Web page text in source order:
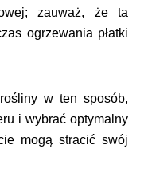
zauważ, że ta
ogrzewania płatki
w ten sposób,
i wybrać optymalny
mogą stracić swój